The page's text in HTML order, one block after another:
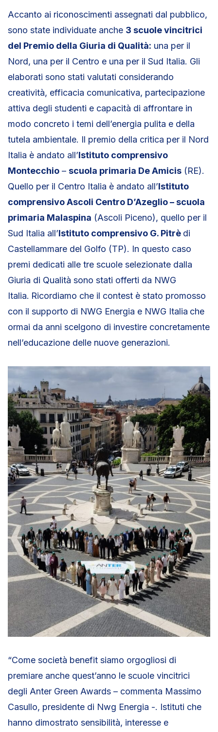
Accanto ai riconoscimenti assegnati dal pubblico,
sono state individuate anche 3 scuole vincitrici
del Premio della Giuria di Qualità: una per il
Nord, una per il Centro e una per il Sud Italia. Gli
elaborati sono stati valutati considerando
creatività, efficacia comunicativa, partecipazione
attiva degli studenti e capacità di affrontare in
modo concreto i temi dell’energia pulita e della
tutela ambientale. Il premio della critica per il Nord
Italia è andato all’Istituto comprensivo
Montecchio – scuola primaria De Amicis (RE).
Quello per il Centro Italia è andato all’Istituto
comprensivo Ascoli Centro D’Azeglio – scuola
primaria Malaspina (Ascoli Piceno), quello per il
Sud Italia all’Istituto comprensivo G. Pitrè di
Castellammare del Golfo (TP). In questo caso
premi dedicati alle tre scuole selezionate dalla
Giuria di Qualità sono stati offerti da NWG
Italia. Ricordiamo che il contest è stato promosso
con il supporto di NWG Energia e NWG Italia che
ormai da anni scelgono di investire concretamente
nell’educazione delle nuove generazioni.
“Come società benefit siamo orgogliosi di
premiare anche quest’anno le scuole vincitrici
degli Anter Green Awards – commenta Massimo
Casullo, presidente di Nwg Energia -. Istituti che
hanno dimostrato sensibilità, interesse e